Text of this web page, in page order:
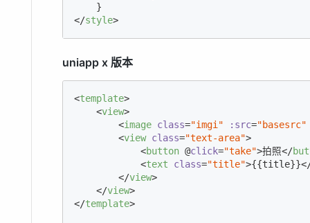
</style>
uniapp x 版本
<template>
<view>
<image class="imgi" :src="basesrc"
<view class="text-area">
<button @click="take">拍照</
<text class="title">{{title}}
</view>
</view>
</template>